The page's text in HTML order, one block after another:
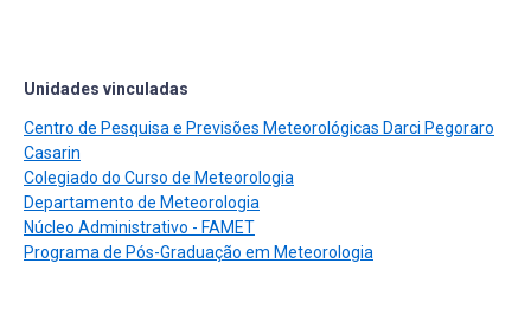
Unidades vinculadas
Centro de Pesquisa e Previsões Meteorológicas Darci Pegoraro
Casarin
Colegiado do Curso de Meteorologia
Departamento de Meteorologia
Núcleo Administrativo - FAMET
Programa de Pós-Graduação em Meteorologia